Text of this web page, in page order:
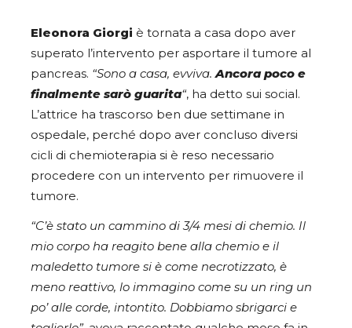
Eleonora Giorgi è tornata a casa dopo aver
superato l’intervento per asportare il tumore al
pancreas. “Sono a casa, evviva.Ancora poco e
finalmente sarò guarita“, ha detto sui social.
L’attrice ha trascorso ben due settimane in
ospedale, perché dopo aver concluso diversi
cicli di chemioterapia si è reso necessario
procedere con un intervento per rimuovere il
tumore.
“C’è stato un cammino di 3/4 mesi di chemio. Il
mio corpo ha reagito bene alla chemio e il
maledetto tumore si è come necrotizzato, è
meno reattivo, lo immagino come su un ring un
po’ alle corde, intontito. Dobbiamo sbrigarci e